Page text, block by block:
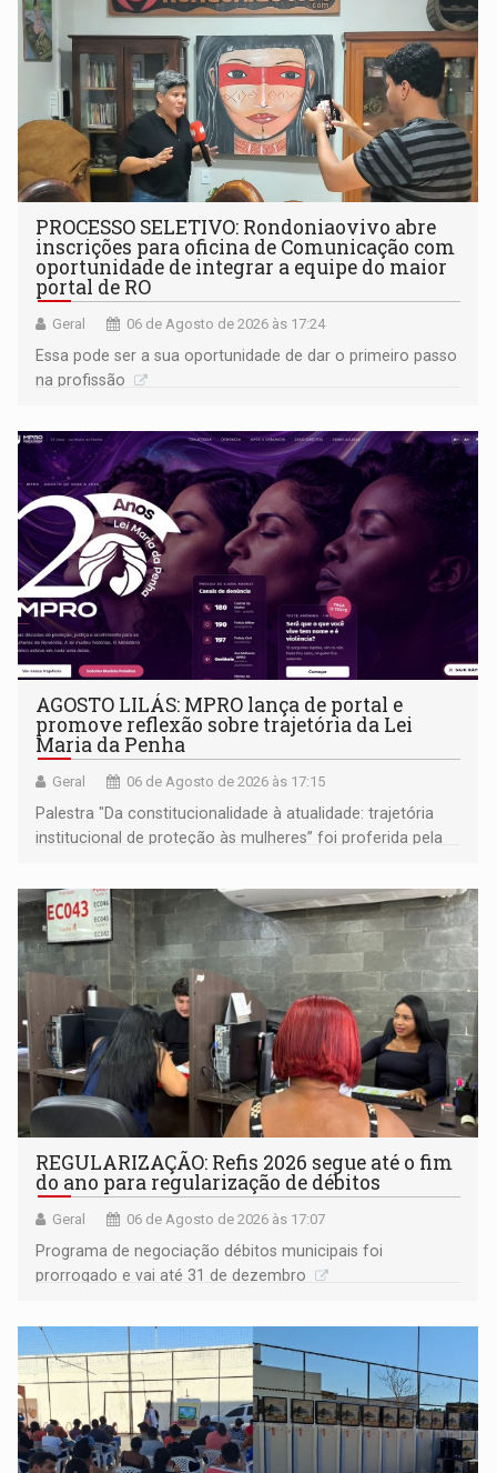
PROCESSO SELETIVO: Rondoniaovivo abre
inscrições para oficina de Comunicação com
oportunidade de integrar a equipe do maior
portal de RO
Geral 06 de Agosto de 2026 às 17:24
Essa pode ser a sua oportunidade de dar o primeiro passo
na profissão
AGOSTO LILÁS: MPRO lança de portal e
promove reflexão sobre trajetória da Lei
Maria da Penha
Geral 06 de Agosto de 2026 às 17:15
Palestra "Da constitucionalidade à atualidade: trajetória
institucional de proteção às mulheres” foi proferida pela
Goiás
REGULARIZAÇÃO: Refis 2026 segue até o fim
do ano para regularização de débitos
Geral 06 de Agosto de 2026 às 17:07
Programa de negociação débitos municipais foi
prorrogado e vai até 31 de dezembro